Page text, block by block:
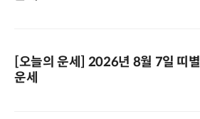
[오늘의 운세] 2026년 8월 7일 띠별
운세